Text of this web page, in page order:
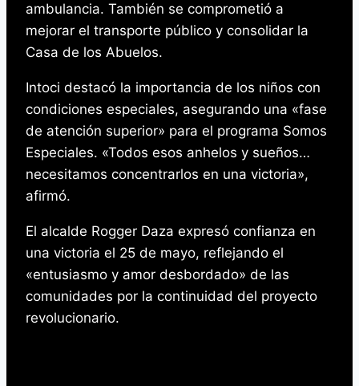
ambulancia. También se comprometió a
mejorar el transporte público y consolidar la
Casa de los Abuelos.
Intoci destacó la importancia de los niños con
condiciones especiales, asegurando una «fase
de atención superior» para el programa Somos
Especiales. «Todos esos anhelos y sueños…
necesitamos concentrarlos en una victoria»,
afirmó.
El alcalde Rogger Daza expresó confianza en
una victoria el 25 de mayo, reflejando el
«entusiasmo y amor desbordado» de las
comunidades por la continuidad del proyecto
revolucionario.